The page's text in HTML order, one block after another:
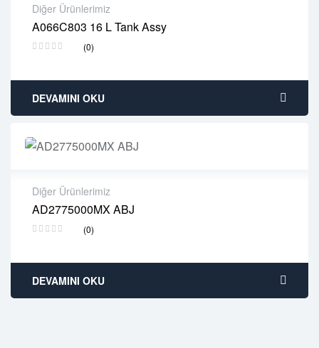
Diğer Ürünlerimiz
A066C803 16 L Tank Assy
(0)
2 years warranty
Delivery time: 1-2 business days
DEVAMINI OKU
Diğer Ürünlerimiz
AD2775000MX ABJ
(0)
2 years warranty
Delivery time: 1-2 business days
DEVAMINI OKU